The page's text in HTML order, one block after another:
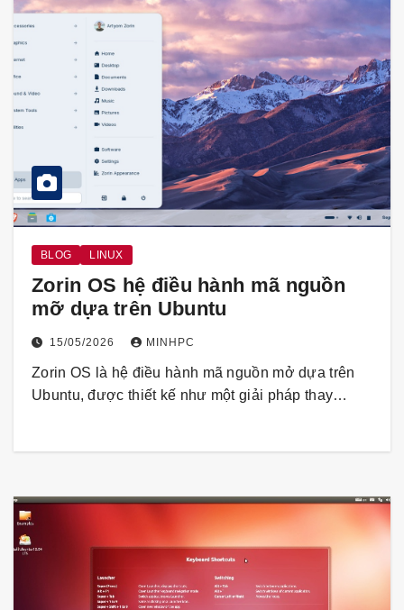
BLOG LINUX
Zorin OS hệ điều hành mã nguồn
mỡ dựa trên Ubuntu
15/05/2026 MINHPC
Zorin OS là hệ điều hành mã nguồn mở dựa trên
Ubuntu, được thiết kế như một giải pháp thay…